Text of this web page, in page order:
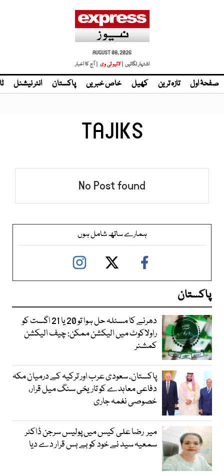
AUGUST 08, 2026
اشتہار لگائیں | لائیو ٹی وی | آج کا اخبار
صفحۂ اول تازہ ترین کھیل خاص خبریں پاکستان انٹر نیشنل
TAJIKS
No Post found
ہمارے ساتھ شامل ہوں
پاکستان
دھرنے کا مسئلہ حل ہوا تو 20 یا 21 اگست کو
راولاکوٹ میں الیکشن ممکن: چیف الیکشن
کمشنر
پاکستان، سعودی عرب اور ترکیہ کے درمیان مکہ
دفاعی معاہدے کو تاریخی سنگ میل قرار،
خصوصی نغمہ جاری
میر رضا علی کیس میں پولیس سرجن ڈاکٹر
سمعیہ سید نے خود کو بے بس قرار دے دیا